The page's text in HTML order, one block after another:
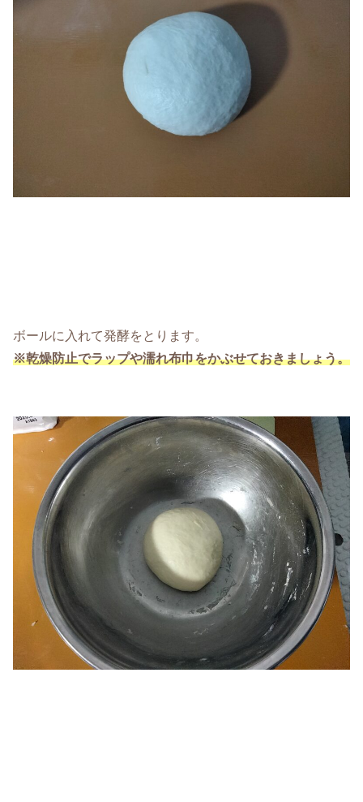
ボールに入れて発酵をとります。
※乾燥防止でラップや濡れ布巾をかぶせておきましょう。